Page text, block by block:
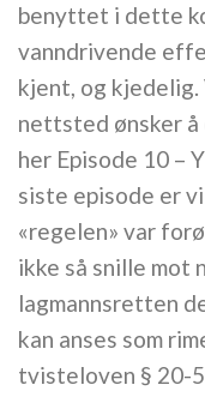
benyttet i dette
vanndrivende
kjent, og
nettsted ønsker å
her Episode 10 –
siste episode er
«regelen» var
ikke så snille mot
lagmannsretten
kan anses som
tvisteloven § 20-